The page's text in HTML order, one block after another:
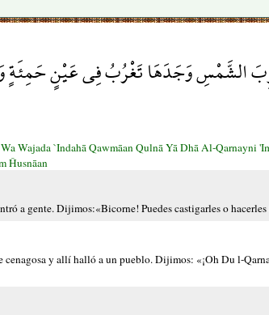
الشَّمْسِ وَجَدَهَا تَغْرُبُ فِي عَيْنٍ حَمِئَةٍ
Wajada `Indahā Qawmāan Qulnā Yā Dhā Al-Qarnayni
Ĥusnāan
a gente. Dijimos:«Bicorne! Puedes castigarles o
cenagosa y allí halló a un pueblo. Dijimos: «¡Oh Du l-